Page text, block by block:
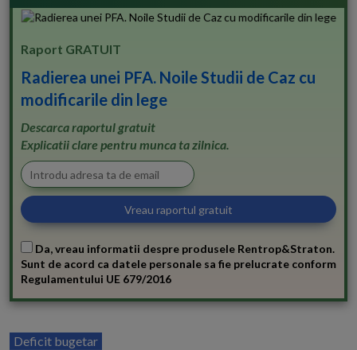
Raport GRATUIT
Radierea unei PFA. Noile Studii de Caz cu
modificarile din lege
Descarca raportul gratuit
Explicatii clare pentru munca ta zilnica.
Da, vreau informatii despre produsele Rentrop&Straton.
Sunt de acord ca datele personale sa fie prelucrate conform
Regulamentului UE 679/2016
Deficit bugetar